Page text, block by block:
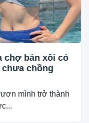
chợ bán xôi có
chưa chồng
mình trở thành